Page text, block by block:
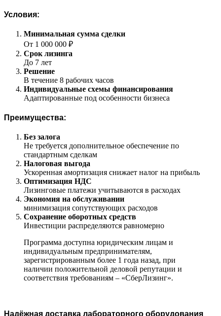
Условия:
Минимальная сумма сделки
От 1 000 000 ₽
Срок лизинга
До 7 лет
Решение
В течение 8 рабочих часов
Индивидуальные схемы финансирования
Адаптированные под особенности бизнеса
Преимущества:
Без залога
Не требуется дополнительное обеспечение по
стандартным сделкам
Налоговая выгода
Ускоренная амортизация снижает налог на прибыль
Оптимизация НДС
Лизинговые платежи учитываются в расходах
Экономия на обслуживании
минимизация сопутствующих расходов
Сохранение оборотных средств
Инвестиции распределяются равномерно
Программа доступна юридическим лицам и
индивидуальным предпринимателям,
зарегистрированным более 1 года назад, при
наличии положительной деловой репутации и
соответствия требованиям – «СберЛизинг».
Надёжная доставка лабораторного оборудования